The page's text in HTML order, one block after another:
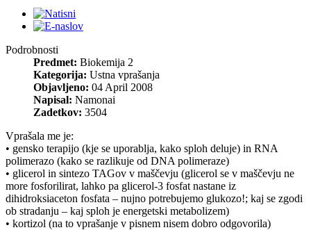
Podrobnosti
Predmet: Biokemija 2
Kategorija: Ustna vprašanja
Objavljeno: 04 April 2008
Napisal: Namonai
Zadetkov: 3504
Vprašala me je:
• gensko terapijo (kje se uporablja, kako sploh deluje) in RNA
polimerazo (kako se razlikuje od DNA polimeraze)
• glicerol in sintezo TAGov v maščevju (glicerol se v maščevju ne
more fosforilirat, lahko pa glicerol-3 fosfat nastane iz
dihidroksiaceton fosfata – nujno potrebujemo glukozo!; kaj se zgodi
ob stradanju – kaj sploh je energetski metabolizem)
• kortizol (na to vprašanje v pisnem nisem dobro odgovorila)